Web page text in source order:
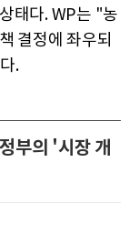
태다. WP는 "농
결정에 좌우되
.
부의 '시장 개